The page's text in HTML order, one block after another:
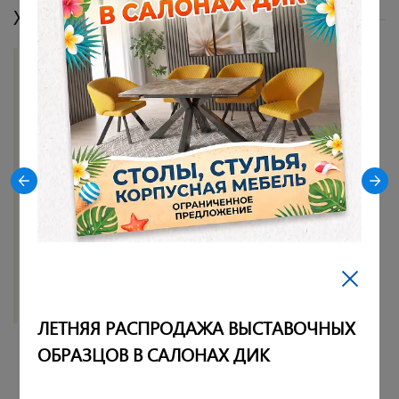
Характеристики
Цвет опор
Черный
Цвет сидения
зеленый
Цвет столешницы
Дуб галифакс
Материал столешницы
ЛДСП
ЛЕТНЯЯ РАСПРОДАЖА ВЫСТАВОЧНЫХ
ОБРАЗЦОВ В САЛОНАХ ДИК